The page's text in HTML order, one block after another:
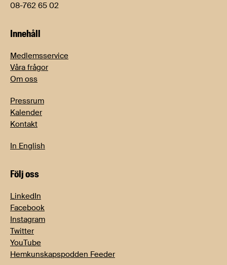
08-762 65 02
Innehåll
Medlemsservice
Våra frågor
Om oss
Pressrum
Kalender
Kontakt
In English
Följ oss
LinkedIn
Facebook
Instagram
Twitter
YouTube
Hemkunskapspodden Feeder